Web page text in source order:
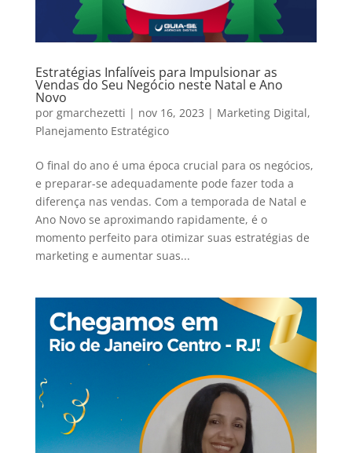
Estratégias Infalíveis para Impulsionar as
Vendas do Seu Negócio neste Natal e Ano
Novo
por gmarchezetti | nov 16, 2023 | Marketing Digital,
Planejamento Estratégico
O final do ano é uma época crucial para os negócios,
e preparar-se adequadamente pode fazer toda a
diferença nas vendas. Com a temporada de Natal e
Ano Novo se aproximando rapidamente, é o
momento perfeito para otimizar suas estratégias de
marketing e aumentar suas...